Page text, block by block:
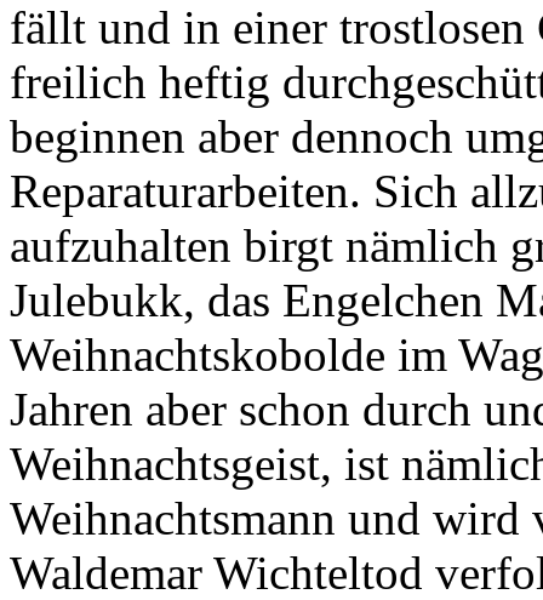
fällt und in einer trostlosen
freilich heftig
beginnen aber dennoch
Reparaturarbeiten. Sich
aufzuhalten birgt nämlich
Julebukk, das Engelchen
Weihnachtskobolde im
Jahren aber schon durch
Weihnachtsgeist, ist
Weihnachtsmann und wird
Waldemar Wichteltod